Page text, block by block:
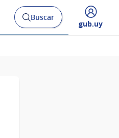
Abrir
buscador
Buscar
Desplegar
gub.uy